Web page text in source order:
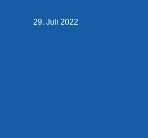
29. Juli 2022